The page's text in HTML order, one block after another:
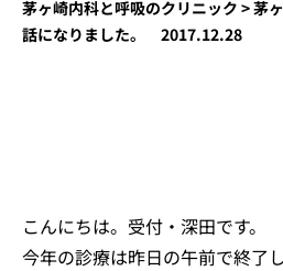
茅ヶ崎内科と呼吸のクリニック >茅
話になりました。 2017.12.28
こんにちは。受付・深田です。
今年の診療は昨日の午前で終了